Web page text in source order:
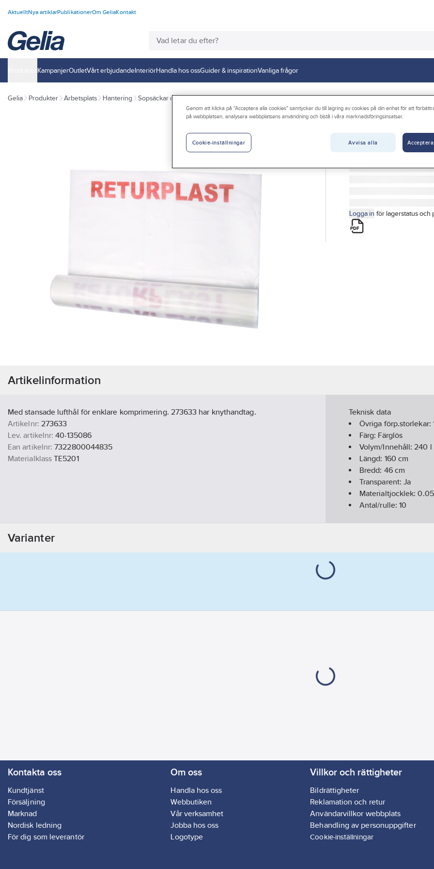
AktuelltNya artiklarPublikationerOm GeliaKontakt
KampanjerOutletVårt erbjudandeInteriörHandla hos ossGuider & inspirationVanliga frågor
Gelia Produkter Arbetsplats Hantering Sopsäckar och avfallspåsar
SOPSÄCK PLAST M
Logga in för lagerstatus och
Artikelinformation
Med stansade lufthål för enklare komprimering. 273633 har knythandtag.
Artikelnr: 273633
Lev. artikelnr: 40-135086
Ean artikelnr: 7322800044835
Materialklass TE5201
Teknisk data
Övriga förp.storlekar:
Färg: Färglös
Volym/Innehåll:240 l
Längd: 160 cm
Bredd: 46cm
Transparent:Ja
Materialtjocklek:0.05
Antal/rulle:10
Varianter
Kontakta oss
Kundtjänst
Försäljning
Marknad
Nordisk ledning
För dig som leverantör
Om oss
Handla hos oss
Webbutiken
Vår verksamhet
Jobba hos oss
Logotype
Villkor och rättigheter
Bildrättigheter
Reklamation och retur
Användarvillkor webbplats
Behandling av personuppgifter
Cookie-inställningar
Genom att klicka på "Acceptera alla cookies" samtycker du till lagring av cookies på din enhet för att
på webbplatsen, analysera webbplatsens användning och bistå i våra marknadsföringsinsatser.
Avvisa alla
Cookie-inställningar